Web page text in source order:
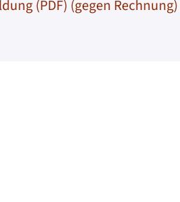
(PDF) (gegen Rechnung)